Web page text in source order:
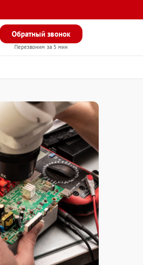
Обратный звонок
Перезвоним за 5 мин